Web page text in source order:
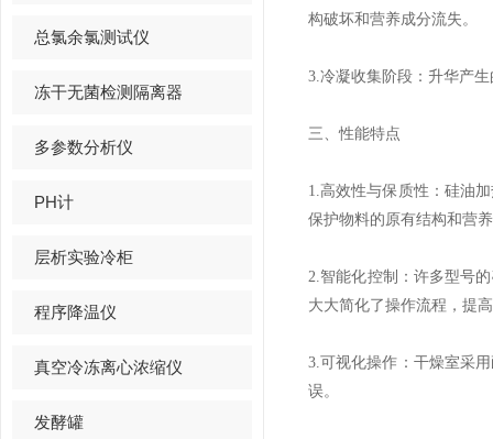
总氯余氯测试仪
冻干无菌检测隔离器
多参数分析仪
PH计
层析实验冷柜
程序降温仪
真空冷冻离心浓缩仪
发酵罐
构破坏和营养成分流失。
3.冷凝收集阶段：升华产
三、性能特点
1.高效性与保质性：硅油
保护物料的原有结构和营
2.智能化控制：许多型号
大大简化了操作流程，提
3.可视化操作：干燥室采
误。